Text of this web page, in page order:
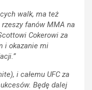
walk, ma też
fanów MMA na
Cokerowi za
i okazanie mi
i całemu UFC za
Będę dalej